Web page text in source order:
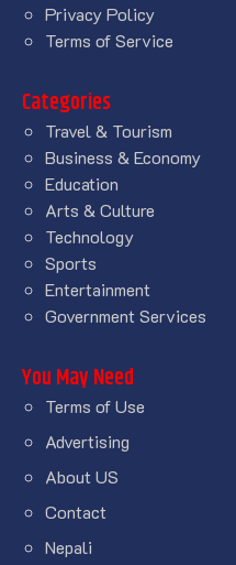
Privacy Policy
Terms of Service
Categories
Travel & Tourism
Business & Economy
Education
Arts & Culture
Technology
Sports
Entertainment
Government Services
You May Need
Terms of Use
Advertising
About US
Contact
Nepali